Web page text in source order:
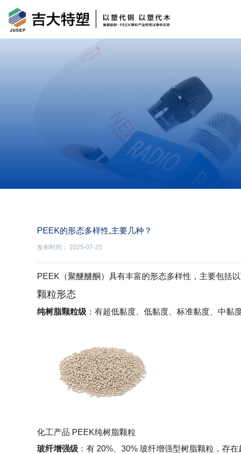
PEEK的形态多样性,主要几种？
发布时间： 2025-07-25
PEEK（聚醚醚酮）具有丰富的形态多样性，主要包括以
颗粒形态
纯树脂颗粒级 ：有超低黏度、低黏度、标准黏度、中黏
化工产品 PEEK纯树脂颗粒
玻纤增强级 ：有 20%、30% 玻纤增强型树脂颗粒，存